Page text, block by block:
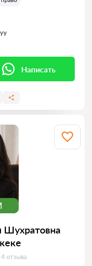
Написать
Шухратовна
Отзывов:
4 отзыва